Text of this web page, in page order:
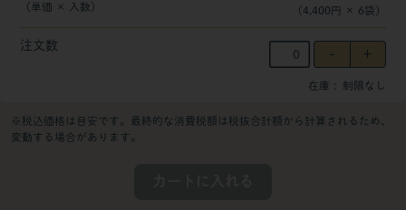
（単価 × 入数） （ 4,400円 × 6袋 ）
注文数
在庫 制限なし
※税込価格は目安です。最終的な消費税額は税抜合計額から計算されるため、
変動する場合があります。